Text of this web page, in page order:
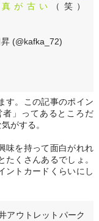
が古い
（笑）
(@kafka_72)
す。この記事のポイン
者」ってあるところだ
がする。
味を持って面白がれれ
くさんあるでしょ。
ントカードくらいにし
アウトレットパーク